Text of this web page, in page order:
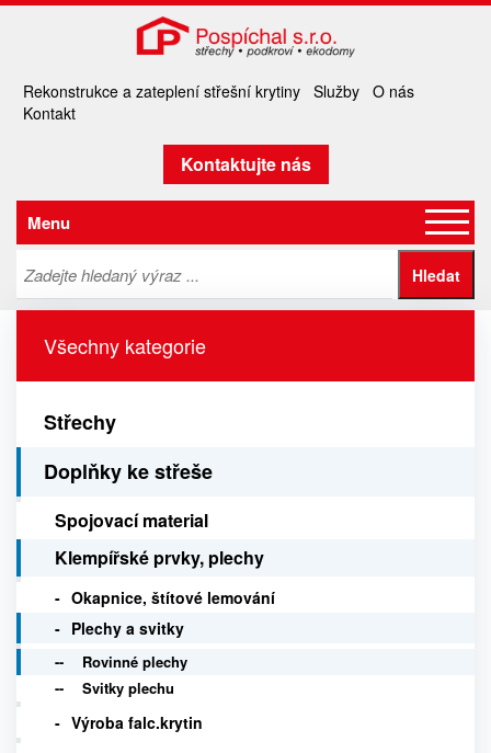
Rekonstrukce a zateplení střešní krytiny Služby O nás
Kontakt
Kontaktujte nás
Menu
Všechny kategorie
Střechy
Doplňky ke střeše
Spojovací material
Klempířské prvky, plechy
Okapnice, štítové lemování
Plechy a svitky
Rovinné plechy
Svitky plechu
Výroba falc.krytin